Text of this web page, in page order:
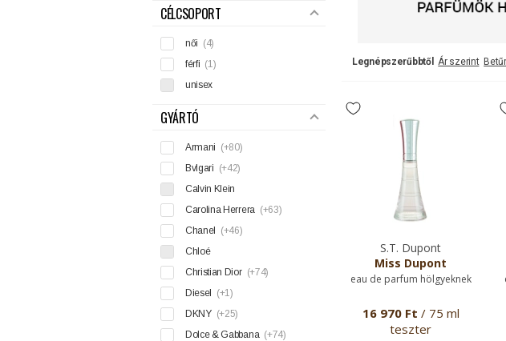
SZŰRÉS
CÉLCSOPORT
női (4)
férfi (1)
unisex
GYÁRTÓ
Armani (+80)
Bvlgari (+42)
Calvin Klein
Carolina Herrera (+63)
Chanel
(+46)
Chloé
Christian Dior (+74)
Diesel
(+1)
DKNY (+25)
Dolce & Gabbana (+74)
Legnépszerűbbtől Ár szerint
S.T. Dupont
Miss Dupont
eau de parfum hölgyeknek
16 970 Ft / 75 ml
teszter